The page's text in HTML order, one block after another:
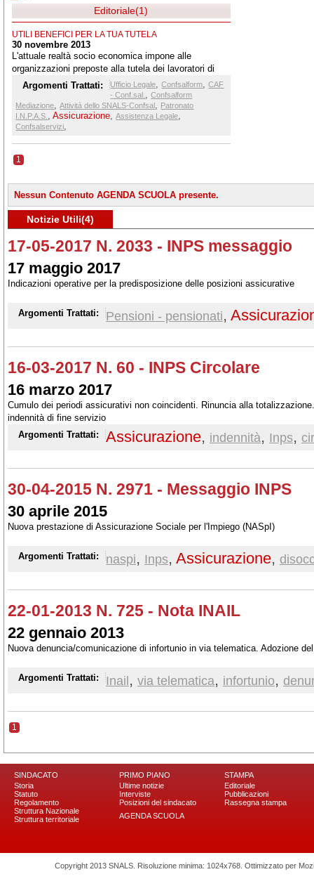
Editoriale(1)
UTILI BENEFICI PER LA TUA TUTELA
30 novembre 2013
L'attuale realtà socio economica impone alle
organizzazioni preposte alla tutela dei lavoratori di
assisterli nelle problematiche afferenti le più varie
dimensioni.
Argomenti Trattati: Ufficio Legale,Confsalform,CAF
- Conf.sal. ,Confsalform
Mediazione,Attività dello SNALS-Confsal, Patronato
I.N.P.A.S. ,Assicurazione,Assistenza Legale,
Confsalservizi,
1
Nessun Contenuto AGENDA SCUOLA presente.
Notizie Utili(4)
17-05-2017 N. 2033 - INPS messaggio
17 maggio 2017
Indicazioni operative per la predisposizione delle posizioni assicurative
Argomenti Trattati: Pensioni - pensionati,
16-03-2017 N. 60 - INPS Circolare
16 marzo 2017
Cumulo dei periodi assicurativi non coincidenti. Rinuncia alla
indennità di fine servizio
Argomenti Trattati:
Assicurazione, indennità, Inps,
30-04-2015 N. 2971 - Messaggio INPS
30 aprile 2015
Nuova prestazione di Assicurazione Sociale per l'Impiego (NASpI)
Argomenti Trattati: naspi, Inps, Assicurazione,
22-01-2013 N. 725 - Nota INAIL
22 gennaio 2013
Nuova denuncia/comunicazione di infortunio in via telematica. Adozione
Argomenti Trattati: Inail, via telematica, infortunio,
1
SINDACATO
Storia
Statuto
Regolamento
Struttura Nazionale
Struttura territoriale
PRIMO PIANO
Ultime notizie
Interviste
Posizioni del sindacato
AGENDA SCUOLA
STAMPA
Editoriale
Pubblicazioni
Rassegna stampa
Copyright 2013 SNALS. Risoluzione minima: 1024x768. Ottimizzato per